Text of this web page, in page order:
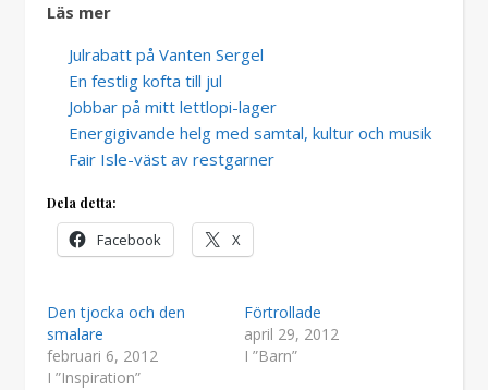
Läs mer
Julrabatt på Vanten Sergel
En festlig kofta till jul
Jobbar på mitt lettlopi-lager
Energigivande helg med samtal, kultur och musik
Fair Isle-väst av restgarner
Dela detta:
Facebook X
Den tjocka och den
smalare
februari 6, 2012
I ”Inspiration”
Förtrollade
april 29, 2012
I ”Barn”